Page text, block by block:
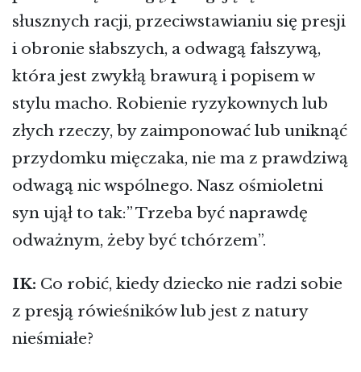
słusznych racji, przeciwstawianiu się presji
i obronie słabszych, a odwagą fałszywą,
która jest zwykłą brawurą i popisem w
stylu macho. Robienie ryzykownych lub
złych rzeczy, by zaimponować lub uniknąć
przydomku mięczaka, nie ma z prawdziwą
odwagą nic wspólnego. Nasz ośmioletni
syn ujął to tak:” Trzeba być naprawdę
odważnym, żeby być tchórzem”.
IK: Co robić, kiedy dziecko nie radzi sobie
z presją rówieśników lub jest z natury
nieśmiałe?